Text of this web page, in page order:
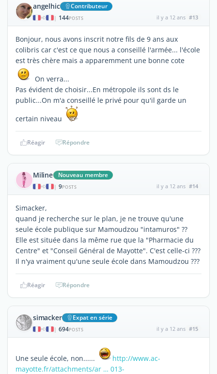
angelhic Contributeur
| 144POSTS il y a 12 ans #13
Bonjour, nous avons inscrit notre fils de 9 ans aux
colibris car c'est ce que nous a conseillé l'armée... l'école
est très chère mais a apparemment une bonne cote
On verra...
Pas évident de choisir...En métropole ils sont ds le
public...On m'a conseillé le privé pour qu'il garde un
certain niveau
Réagir Répondre
Miline Nouveau membre
| 9POSTS il y a 12 ans #14
Simacker,
quand je recherche sur le plan, je ne trouve qu'une
seule école publique sur Mamoudzou "intamuros" ??
Elle est située dans la même rue que la "Pharmacie du
Centre" et "Conseil Général de Mayotte". C'est celle-ci ???
Il n'ya vraiment qu'une seule école dans Mamoudzou ???
Réagir Répondre
simacker Expat en série
| 694POSTS il y a 12 ans #15
Une seule école, non......
http://www.ac-
mayotte.fr/attachments/ar … 013-